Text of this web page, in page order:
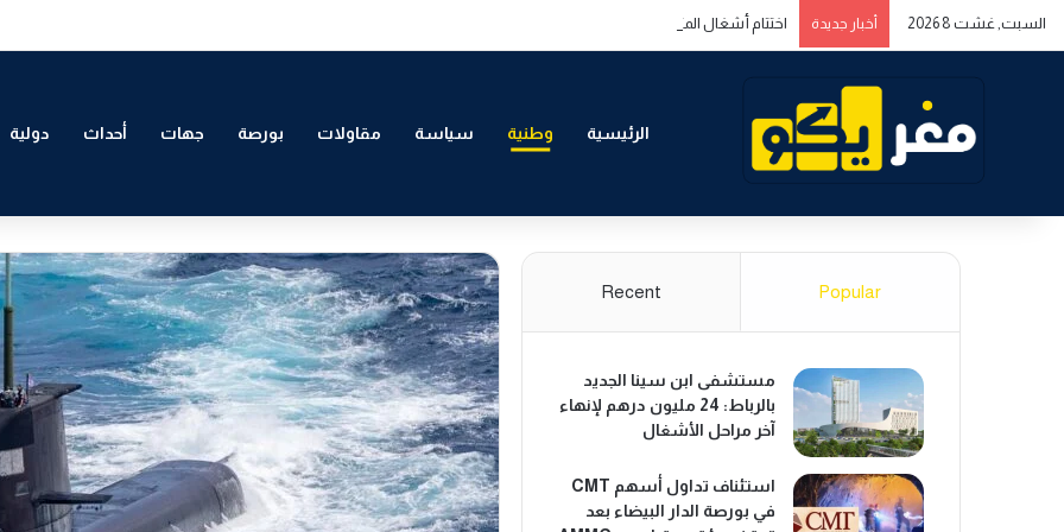
السبت, غشت 8 2026 أخبار جديدة اختتام أشغال المنتدى المغربي الخليجي حول التمكين الاقتصادي والاجتماعي للشباب بالدار البيضاء
الرئيسية وطنية سياسة مقاولات بورصة جهات أحداث دولية
Popular
Recent
مستشفى ابن سينا الجديد
بالرباط: 24 مليون درهم لإنهاء
آخر مراحل الأشغال
استئناف تداول أسهم CMT
في بورصة الدار البيضاء بعد